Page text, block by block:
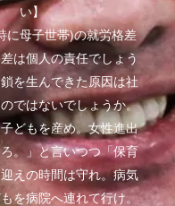
い】
に母子世帯)の就労格差
は個人の責任でしょう
を生んできた原因は社
ではないでしょうか。
子どもを産め。女性進出
。」と言いつつ「保育
えの時間は守れ。病気
を病院へ連れて行け。